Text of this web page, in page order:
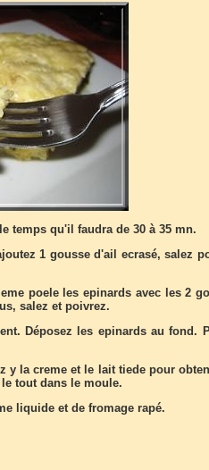
temps qu'il faudra de 30 à 35 mn.
1 gousse d'ail ecrasé, salez
poele les epinards avec les 2
salez et poivrez.
Déposez les epinards au fond.
y la creme et le lait tiede pour
tout dans le moule.
liquide et de fromage rapé.